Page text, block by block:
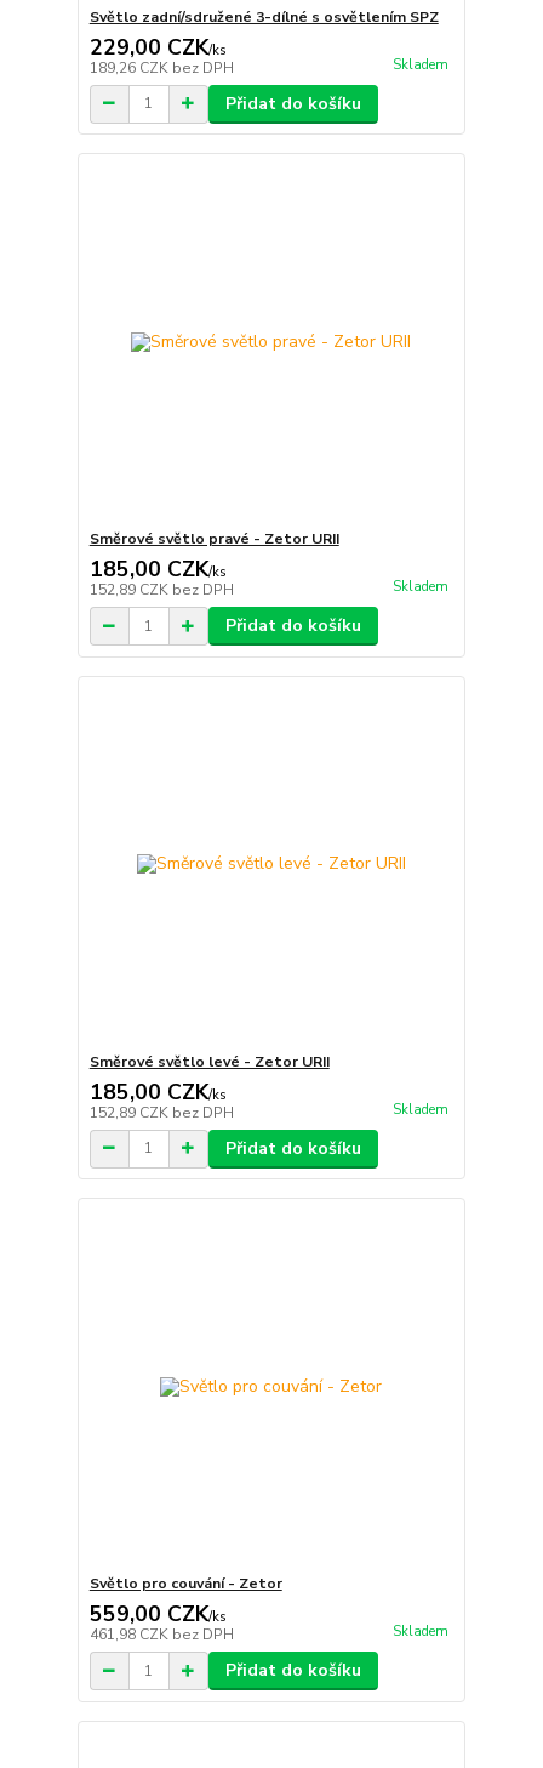
Světlo zadní/sdružené 3-dílné s osvětlením SPZ
229,00 CZK/ks
189,26 CZK bez DPH Skladem
Přidat do košíku
Směrové světlo pravé - Zetor URII
185,00 CZK/ks
152,89 CZK bez DPH Skladem
Přidat do košíku
Směrové světlo levé - Zetor URII
185,00 CZK/ks
152,89 CZK bez DPH Skladem
Přidat do košíku
Světlo pro couvání - Zetor
559,00 CZK/ks
461,98 CZK bez DPH Skladem
Přidat do košíku